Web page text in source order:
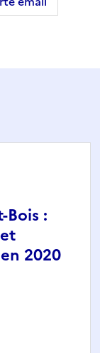
Bois :
2020